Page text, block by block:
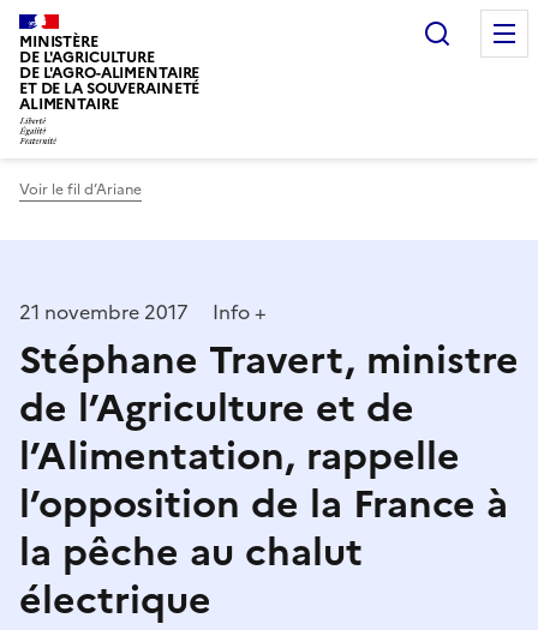
MINISTÈRE
DE L'AGRICULTURE
DE L'AGRO-ALIMENTAIRE
ET DE LA SOUVERAINETÉ
ALIMENTAIRE
Voir le fil d’Ariane
21 novembre 2017 Info +
Stéphane Travert, ministre
de l’Agriculture et de
l’Alimentation, rappelle
l’opposition de la France à
la pêche au chalut
électrique